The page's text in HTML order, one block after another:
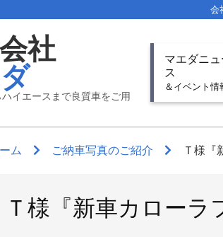
会
社
イエースまで良質車をご用
Navigation
Menu
マエダニュ
ス
＆イベント情
ム ご納車写真のご紹介 Ｔ様『
Ｔ様『新車カローラ